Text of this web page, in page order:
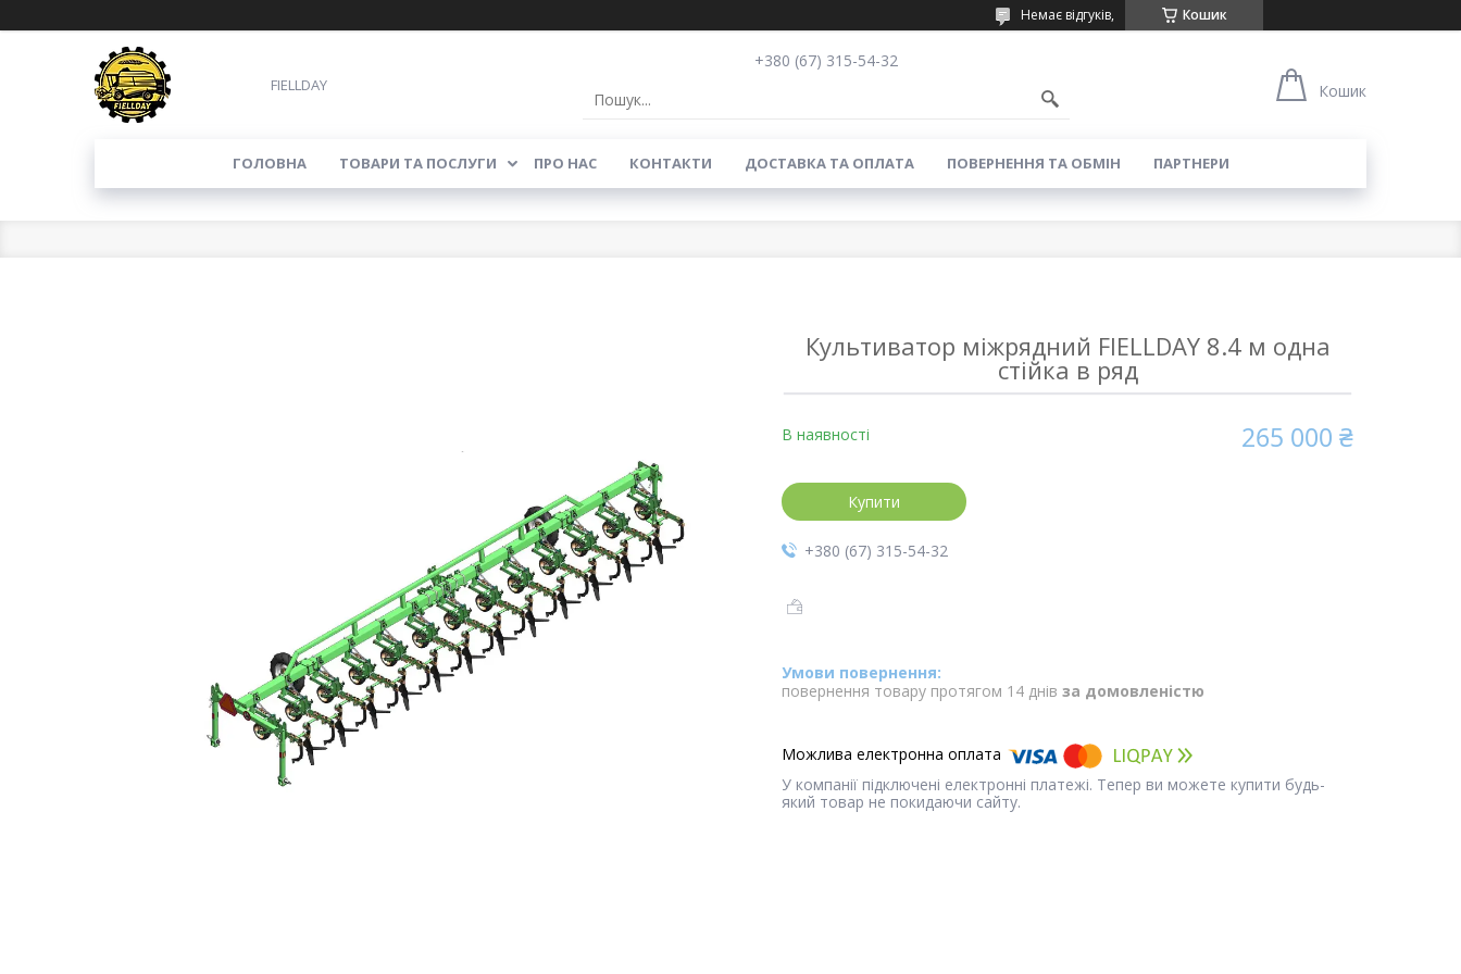
Кошик
Немає відгуків,
FIELLDAY
+380 (67) 315-54-32
Кошик
ГОЛОВНА ТОВАРИ ТА ПОСЛУГИ ПРО НАС КОНТАКТИ ДОСТАВКА ТА ОПЛАТА ПОВЕРНЕННЯ ТА ОБМІН ПАРТНЕРИ
Культиватор міжрядний FIELLDAY 8.4 м одна
стійка в ряд
В наявності 265 000 ₴
Купити
+380 (67) 315-54-32
повернення товару протягом 14 днів за домовленістю
У компанії підключені електронні платежі. Тепер ви можете купити будь-
який товар не покидаючи сайту.